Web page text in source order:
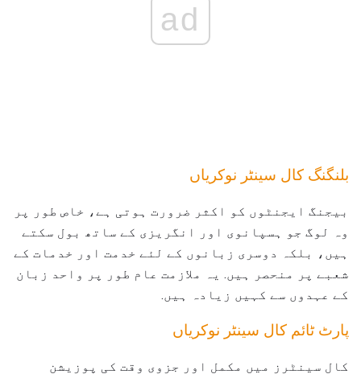
ad
بلنگنگ کال سینٹر نوکریاں
بیجنگ ایجنٹوں کو اکثر ضرورت ہوتی ہے، خاص طور پر
وہ لوگ جو ہسپانوی اور انگریزی کے ساتھ بول سکتے
ہیں، بلکہ دوسری زبانوں کے لئے خدمت اور خدمات کے
شعبے پر منحصر ہیں. یہ ملازمت عام طور پر واحد زبان
کے عہدوں سے کہیں زیادہ ہیں.
پارٹ ٹائم کال سینٹر نوکریاں
کال سینٹرز میں مکمل اور جزوی وقت کی پوزیشن